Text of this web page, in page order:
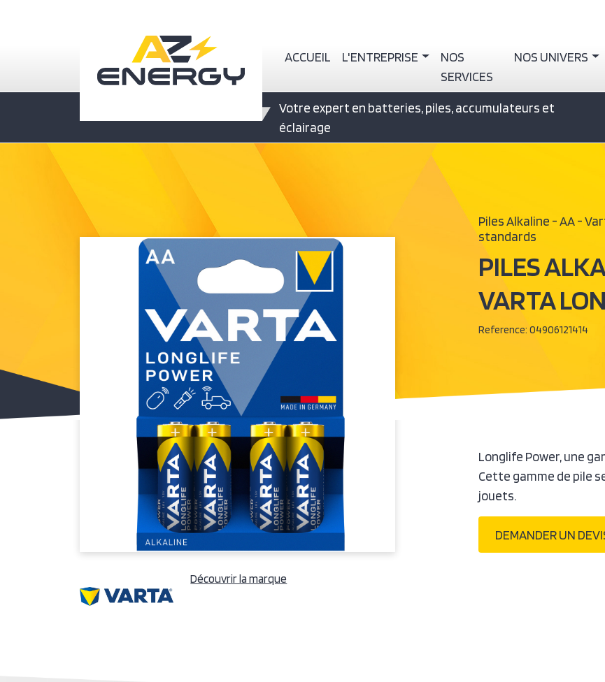
ACCUEIL L'ENTREPRISE
NOS
SERVICES
NOS UNIVERS
Votre expert en batteries, piles, accumulateurs et
éclairage
Piles Alkaline - AA -
standards
PILES
VARTA
Reference: 04906121414
Découvrir la marque
Longlife Power, une
Cette gamme de pile
jouets.
DEMANDER UN